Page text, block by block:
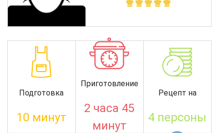
Подготовка
10 минут
Приготовление
2 часа 45
минут
Рецепт на
4 персоны